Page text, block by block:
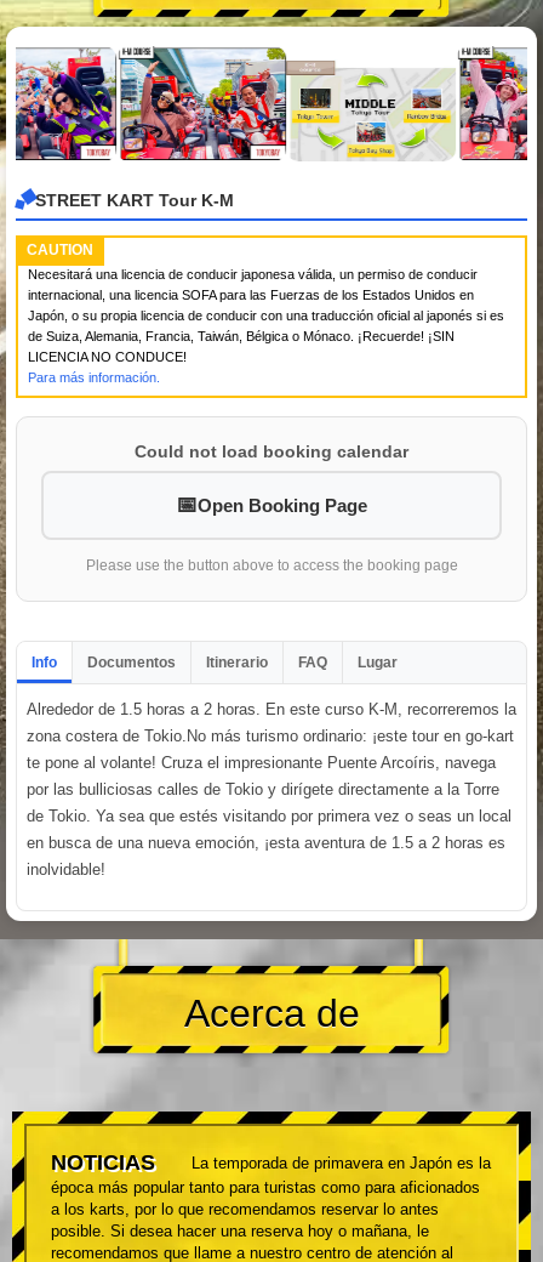
STREET KART Tour K-M
CAUTION
Necesitará una licencia de conducir japonesa válida, un permiso de conducir
internacional, una licencia SOFA para las Fuerzas de los Estados Unidos en
Japón, o su propia licencia de conducir con una traducción oficial al japonés si es
de Suiza, Alemania, Francia, Taiwán, Bélgica o Mónaco. ¡Recuerde! ¡SIN
LICENCIA NO CONDUCE!
Para más información.
Could not load booking calendar
Open Booking Page
Please use the button above to access the booking page
Info Documentos Itinerario FAQ Lugar
Alrededor de 1.5 horas a 2 horas. En este curso K-M, recorreremos la
zona costera de Tokio.No más turismo ordinario: ¡este tour en go-kart
te pone al volante! Cruza el impresionante Puente Arcoíris, navega
por las bulliciosas calles de Tokio y dirígete directamente a la Torre
de Tokio. Ya sea que estés visitando por primera vez o seas un local
en busca de una nueva emoción, ¡esta aventura de 1.5 a 2 horas es
inolvidable!
Acerca de
NOTICIAS
La temporada de primavera en Japón es la
época más popular tanto para turistas como para aficionados
a los karts, por lo que recomendamos reservar lo antes
posible. Si desea hacer una reserva hoy o mañana, le
recomendamos que llame a nuestro centro de atención al